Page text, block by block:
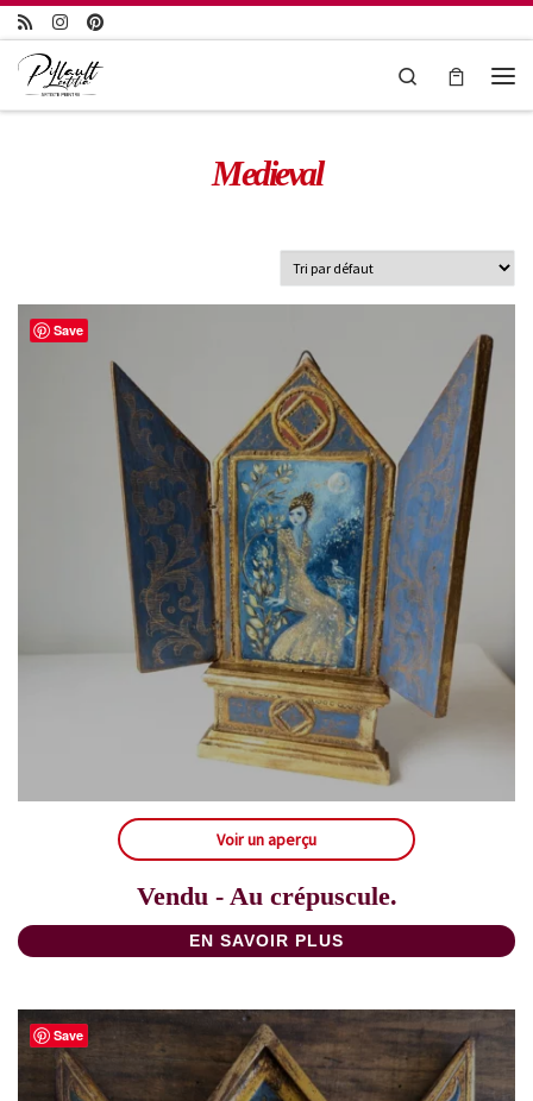
Passer au contenu
Search
Medieval
Save
Voir un aperçu
Vendu - Au crépuscule.
EN SAVOIR PLUS
Save